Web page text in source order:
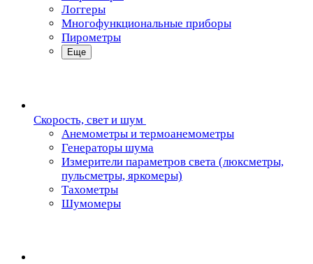
Логгеры
Многофункциональные приборы
Пирометры
Еще
Скорость, свет и шум
Анемометры и термоанемометры
Генераторы шума
Измерители параметров света (люксметры,
пульсметры, яркомеры)
Тахометры
Шумомеры